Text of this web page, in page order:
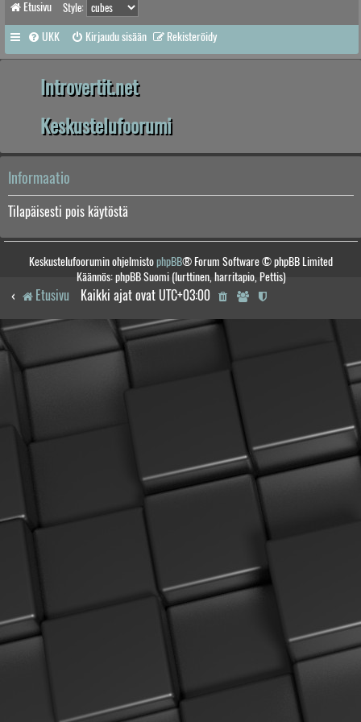
Etusivu Style:
UKK Kirjaudu sisään Rekisteröidy
Introvertit.net
Keskustelufoorumi
Informaatio
Tilapäisesti pois käytöstä
Keskustelufoorumin ohjelmistophpBB® Forum Software © phpBB Limited
Käännös: phpBB Suomi (lurttinen, harritapio, Pettis)
Etusivu Kaikki ajat ovat UTC+03:00